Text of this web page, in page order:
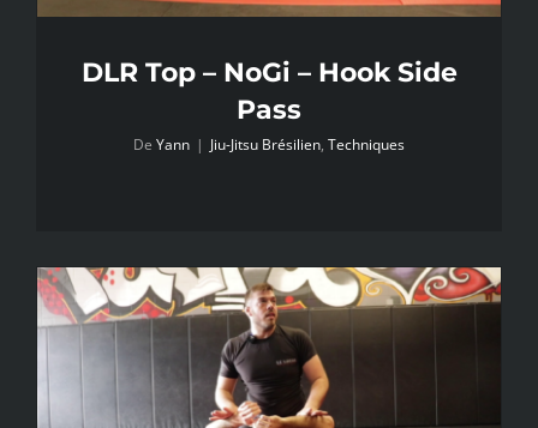
DLR Top – NoGi – Hook Side
Pass
De Yann | Jiu-Jitsu Brésilien, Techniques